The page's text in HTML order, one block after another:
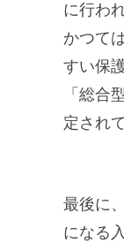
に行わ
かつて
すい保
「総合
定され
最後に、
になる